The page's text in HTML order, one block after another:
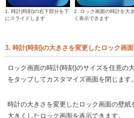
1. 時計(時刻)の右下部分を下
にスライドします
2. ロック画面の時計を大き
く表示できます
3. 時計(時刻)の大きさを変更したロック画
ロック画面の時計(時刻)のサイズを任意の
をタップしてカスタマイズ画面を閉じます。
時計の大きさを変更したロック画面の壁紙
大きくしたロック画面を表示できます。